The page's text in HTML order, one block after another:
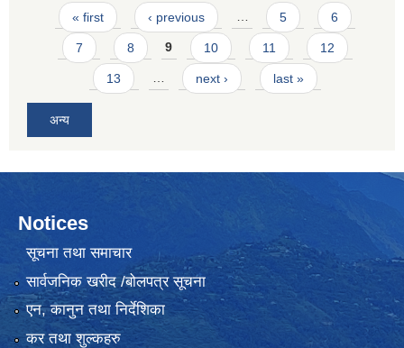
Pages
« first ‹ previous … 5 6
7 8 9 10 11 12
13 … next › last »
अन्य
Notices
सूचना तथा समाचार
सार्वजनिक खरीद /बोलपत्र सूचना
एन, कानुन तथा निर्देशिका
कर तथा शुल्कहरु